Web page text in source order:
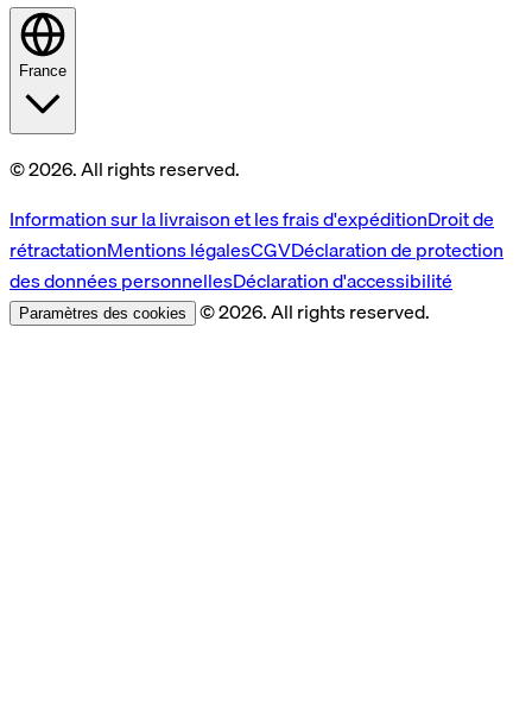
France
© 2026. All rights reserved.
Information sur la livraison et les frais d'expéditionDroit de
rétractationMentions légalesCGVDéclaration de protection
des données personnellesDéclaration d'accessibilité
Paramètres des cookies © 2026. All rights reserved.